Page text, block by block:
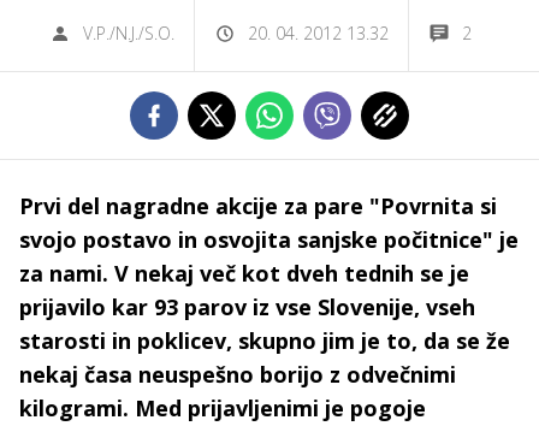
V.P./N.J./S.O. 20. 04. 2012 13.32 2
Prvi del nagradne akcije za pare "Povrnita si
svojo postavo in osvojita sanjske počitnice" je
za nami. V nekaj več kot dveh tednih se je
prijavilo kar 93 parov iz vse Slovenije, vseh
starosti in poklicev, skupno jim je to, da se že
nekaj časa neuspešno borijo z odvečnimi
kilogrami. Med prijavljenimi je pogoje